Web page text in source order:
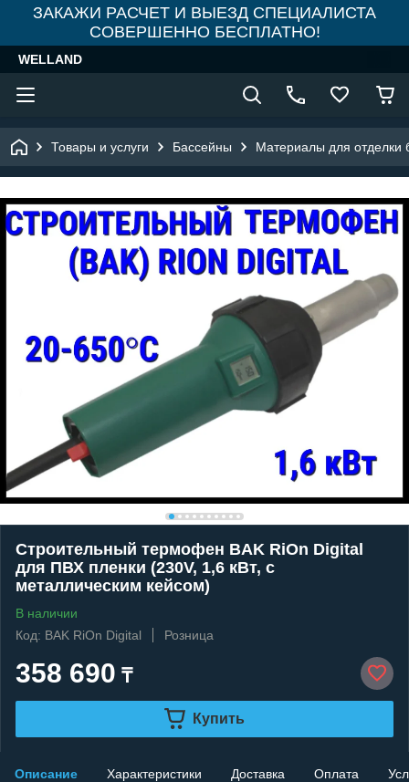
ЗАКАЖИ РАСЧЕТ И ВЫЕЗД СПЕЦИАЛИСТА
СОВЕРШЕННО БЕСПЛАТНО!
WELLAND
Товары и услуги Бассейны Материалы для отделки
Строительный термофен BAK RiOn Digital
для ПВХ пленки (230V, 1,6 кВт, с
металлическим кейсом)
В наличии
Код: BAK RiOn Digital
Розница
358 690 ₸
Купить
Описание Характеристики Доставка Оплата